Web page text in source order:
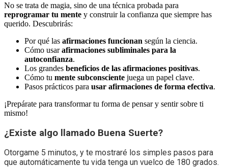
No se trata de magia, sino de una técnica probada para
reprogramar tu mente y construir la confianza que siempre has
querido. Descubrirás:
Por qué las afirmaciones funcionan según la ciencia.
Cómo usarafirmaciones subliminales para la
autoconfianza.
Los grandes beneficios de las afirmaciones positivas.
Cómo tu mente subconsciente juega un papel clave.
Pasos prácticos para usar afirmaciones de forma efectiva.
¡Prepárate para transformar tu forma de pensar y sentir sobre ti
mismo!
¿Existe algo llamado Buena Suerte?
Otorgame 5 minutos, y te mostraré los simples pasos para
que automáticamente tu vida tenga un vuelco de 180 grados.